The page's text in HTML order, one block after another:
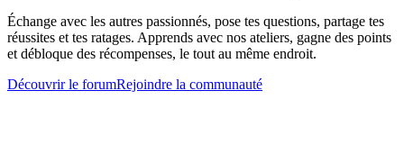
Échange avec les autres passionnés, pose tes questions, partage tes
réussites et tes ratages. Apprends avec nos ateliers, gagne des points
et débloque des récompenses, le tout au même endroit.
Découvrir le forumRejoindre la communauté